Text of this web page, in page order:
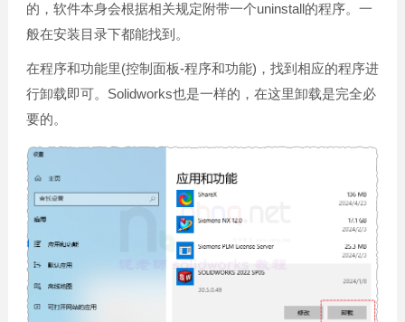
的，软件本身会根据相关规定附带一个uninstall的程序。一
般在安装目录下都能找到。
在程序和功能里(控制面板-程序和功能)，找到相应的程序进
行卸载即可。Solidworks也是一样的，在这里卸载是完全必
要的。